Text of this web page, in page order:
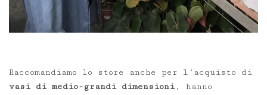
Raccomandiamo lo store anche per l’acquisto di
vasi di medio-grandi dimensioni, hanno